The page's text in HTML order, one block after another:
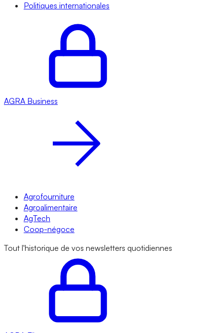
Politiques internationales
AGRA Business
Agrofourniture
Agroalimentaire
AgTech
Coop-négoce
Tout l'historique de vos newsletters quotidiennes